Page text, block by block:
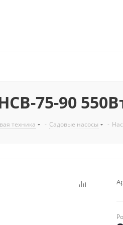
75-90
техника - Садовые насосы -